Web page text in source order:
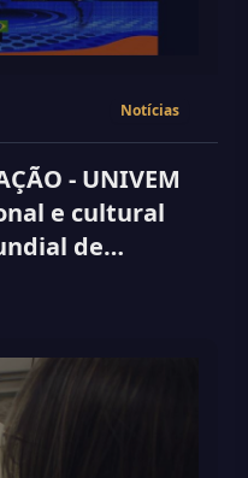
Notícias
- UNIVEM
e cultural
de